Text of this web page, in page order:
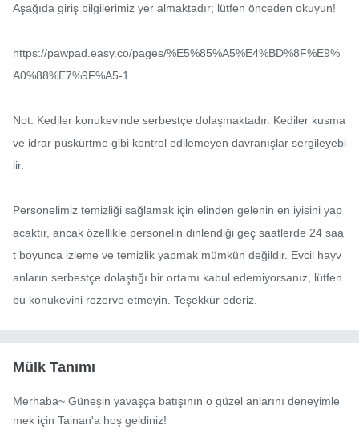
Aşağıda giriş bilgilerimiz yer almaktadır; lütfen önceden okuyun!
https://pawpad.easy.co/pages/%E5%85%A5%E4%BD%8F%E9%
A0%88%E7%9F%A5-1
Not: Kediler konukevinde serbestçe dolaşmaktadır. Kediler kusma
ve idrar püskürtme gibi kontrol edilemeyen davranışlar sergileyebi
lir.
Personelimiz temizliği sağlamak için elinden gelenin en iyisini yap
acaktır, ancak özellikle personelin dinlendiği geç saatlerde 24 saa
t boyunca izleme ve temizlik yapmak mümkün değildir. Evcil hayv
anların serbestçe dolaştığı bir ortamı kabul edemiyorsanız, lütfen
bu konukevini rezerve etmeyin. Teşekkür ederiz.
Mülk Tanımı
Merhaba~ Güneşin yavaşça batışının o güzel anlarını deneyimle
mek için Tainan'a hoş geldiniz!